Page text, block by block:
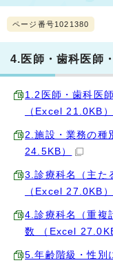
ページ番号1021380
4.医師・歯科医師
1.2医師・歯科医
（Excel 21.0KB）
2.施設・業務の種
24.5KB）
3.診療科名（主た
（Excel 27.0KB）
4.診療科名（重複
数 （Excel
5.年齢階級・性別